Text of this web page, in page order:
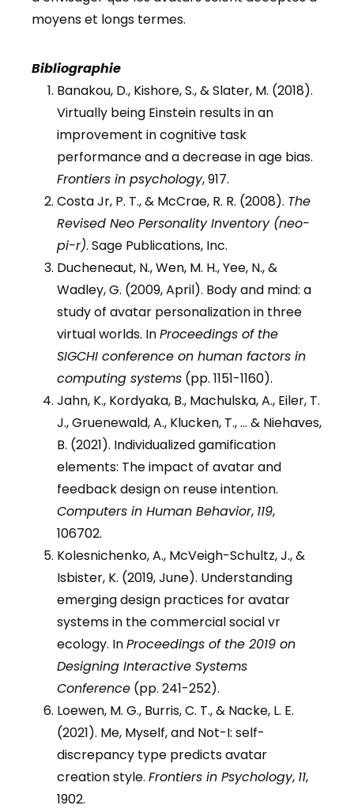
moyens et longs termes.
Bibliographie
Banakou, D., Kishore, S., & Slater, M. (2018).
Virtually being Einstein results in an
improvement in cognitive task
performance and a decrease in age bias.
Frontiers in psychology, 917.
Costa Jr, P. T., & McCrae, R. R. (2008). The
Revised Neo Personality Inventory (neo-
pi-r). Sage Publications, Inc.
Ducheneaut, N., Wen, M. H., Yee, N., &
Wadley, G. (2009, April). Body and mind: a
study of avatar personalization in three
virtual worlds. InProceedings of the
SIGCHI conference on human factors in
computing systems (pp. 1151-1160).
Jahn, K., Kordyaka, B., Machulska, A., Eiler, T.
J., Gruenewald, A., Klucken, T., … & Niehaves,
B. (2021). Individualized gamification
elements: The impact of avatar and
feedback design on reuse intention.
Computers in Human Behavior, 119,
106702.
Kolesnichenko, A., McVeigh-Schultz, J., &
Isbister, K. (2019, June). Understanding
emerging design practices for avatar
systems in the commercial social vr
ecology. InProceedings of the 2019 on
Designing Interactive Systems
Conference (pp. 241-252).
Loewen, M. G., Burris, C. T., & Nacke, L. E.
(2021). Me, Myself, and Not-I: self-
discrepancy type predicts avatar
creation style. Frontiers in Psychology, 11,
1902.